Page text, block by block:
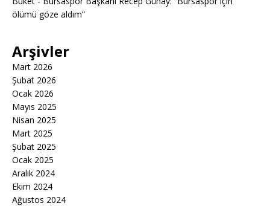
ölümü göze aldım”
Arşivler
Mart 2026
Şubat 2026
Ocak 2026
Mayıs 2025
Nisan 2025
Mart 2025
Şubat 2025
Ocak 2025
Aralık 2024
Ekim 2024
Ağustos 2024